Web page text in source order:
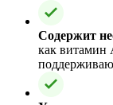
Содержит
как витамин